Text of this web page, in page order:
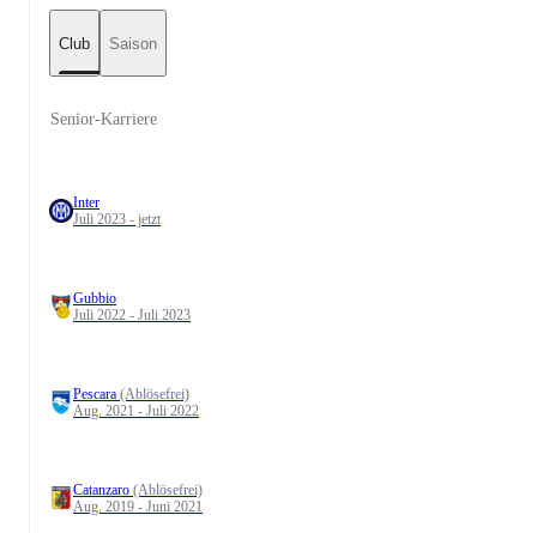
Club Saison
Senior-Karriere
Inter
Juli 2023 - jetzt
Gubbio
Juli 2022 - Juli 2023
Pescara (Ablösefrei)
Aug. 2021 - Juli 2022
Catanzaro (Ablösefrei)
Aug. 2019 - Juni 2021